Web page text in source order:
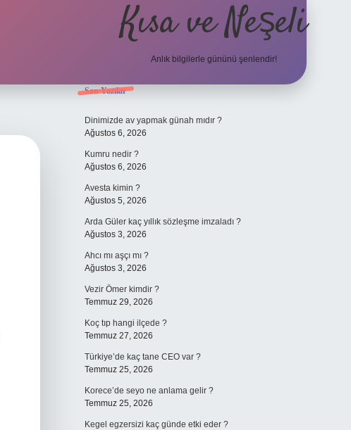
Kısa ve Neşeli
Anlık bilgilerle gününü şenlendir!
Sidebar
Son Yazılar
Dinimizde av yapmak günah mıdır ?
Ağustos 6, 2026
Kumru nedir ?
Ağustos 6, 2026
Avesta kimin ?
Ağustos 5, 2026
Arda Güler kaç yıllık sözleşme imzaladı ?
Ağustos 3, 2026
Ahcı mı aşçı mı ?
Ağustos 3, 2026
Vezir Ömer kimdir ?
Temmuz 29, 2026
Koç tıp hangi ilçede ?
Temmuz 27, 2026
Türkiye’de kaç tane CEO var ?
Temmuz 25, 2026
Korece’de seyo ne anlama gelir ?
Temmuz 25, 2026
Kegel egzersizi kaç günde etki eder ?